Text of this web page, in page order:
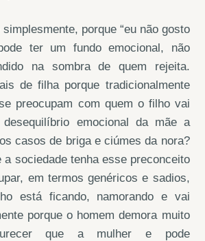
porque “eu não gosto
ter um fundo emocional, não
na sombra de quem rejeita.
de filha porque tradicionalmente
preocupam com quem o filho vai
emocional da mãe a
casos de briga e ciúmes da nora?
a sociedade tenha esse preconceito
em termos genéricos e sadios,
está ficando, namorando e vai
porque o homem demora muito
que a mulher e pode